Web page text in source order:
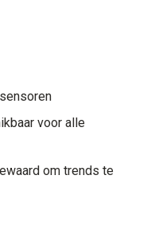
voor alle
om trends te